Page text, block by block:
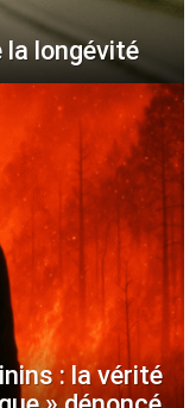
longévité
: la vérité